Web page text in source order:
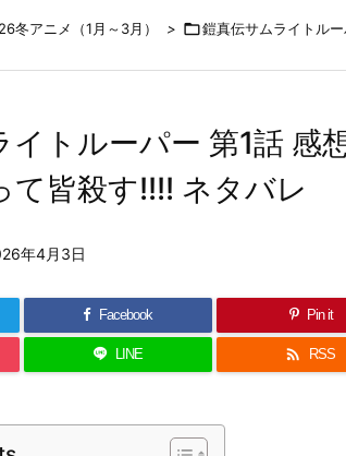
冬アニメ（1月～3月） > 鎧真伝サムライトル
イトルーパー 第1話 感
て皆殺す!!!! ネタバレ
年4月3日
Facebook Pin it
LINE  RSS